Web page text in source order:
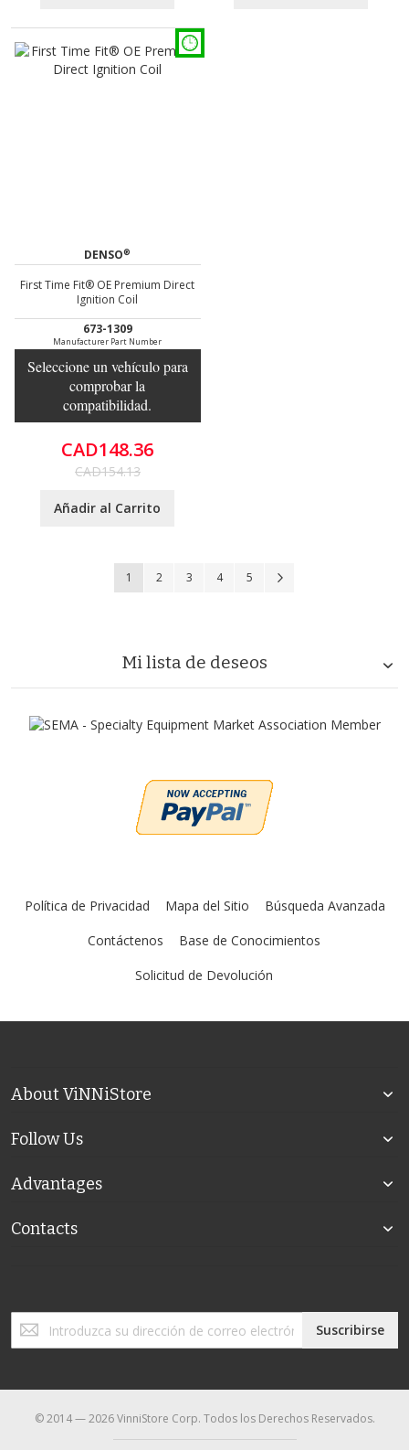
DENSO®
First Time Fit® OE Premium Direct
Ignition Coil
673-1309
Manufacturer Part Number
Seleccione un vehículo para
comprobar la
compatibilidad.
CAD148.36
CAD154.13
Añadir al Carrito
Página
Actualmente estás leyendo página
1 Página
2 Página
3 Página
4 Página
5
Mi lista de deseos
Política de Privacidad Mapa del Sitio
Búsqueda Avanzada
Contáctenos
Base de Conocimientos
Solicitud de Devolución
About ViNNiStore
Follow Us
Advantages
Contacts
Inscríbase
de
noticias:
Suscribirse
© 2014 — 2026 VinniStore Corp. Todos los Derechos Reservados.